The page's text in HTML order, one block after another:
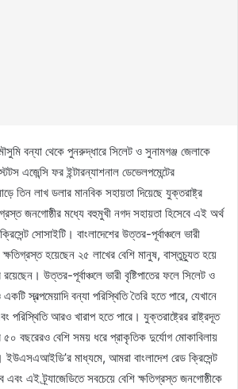
বন্যা থেকে পুনরুদ্ধারে সিলেট ও সুনামগঞ্জ জেলাকে
এজেন্সি ফর ইন্টারন্যাশনাল ডেভেলপমেন্টের
তিন লাখ ডলার মানবিক সহায়তা দিয়েছে যুক্তরাষ্ট্র
জনগোষ্ঠীর মধ্যে বহুমুখী নগদ সহায়তা হিসেবে এই অর্থ
সোসাইটি। বাংলাদেশের উত্তর-পূর্বাঞ্চলে ভারী
ক্ষতিগ্রস্ত হয়েছেন ২৫ লাখের বেশি মানুষ, বাস্তুচ্যুত হয়ে
উত্তর-পূর্বাঞ্চলে ভারী বৃষ্টিপাতের ফলে সিলেট ও
স্বল্পমেয়াদি বন্যা পরিস্থিতি তৈরি হতে পারে, যেখানে
আরও খারাপ হতে পারে। যুক্তরাষ্ট্রের রাষ্ট্রদূত
৫০ বছরেরও বেশি সময় ধরে প্রাকৃতিক দুর্যোগ মোকাবিলায়
ইউএসএআইডি’র মাধ্যমে, আমরা বাংলাদেশ রেড ক্রিসেন্ট
এবং এই ট্র্যাজেডিতে সবচেয়ে বেশি ক্ষতিগ্রস্ত জনগোষ্ঠীকে